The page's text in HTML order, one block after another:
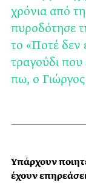
χρόνια από
πυροδότησε
το «Ποτέ δεν
τραγούδι που
πω, ο
Υπάρχουν
έχουν